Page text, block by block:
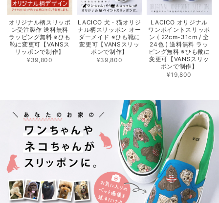
オリジナル柄スリッポ
ン受注製作 送料無料
ラッピング無料 ※ひも
靴に変更可【VANSス
リッポンで制作】
¥39,800
LACICO 犬・猫オリジ
ナル柄スリッポン オー
ダーメイド ※ひも靴に
変更可【VANSスリッ
ポンで制作】
¥39,800
LACICO オリジナル
ワンポイントスリッポ
ン ( 22cm-31cm / 全
24色 ) 送料無料 ラッ
ピング無料 ※ひも靴に
変更可【VANSスリッ
ポンで制作】
¥19,800